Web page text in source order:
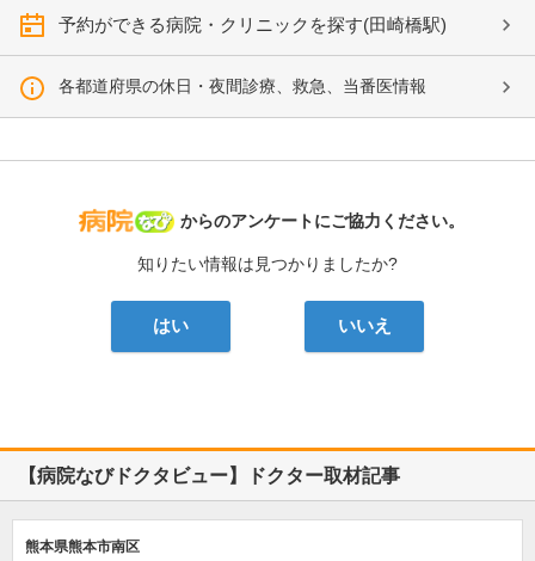
予約ができる病院・クリニックを探す(田崎橋駅)
各都道府県の休日・夜間診療、救急、当番医情報
病院なび
からのアンケートにご協力ください。
知りたい情報は見つかりましたか?
はい いいえ
【病院なびドクタビュー】ドクター取材記事
熊本県熊本市南区